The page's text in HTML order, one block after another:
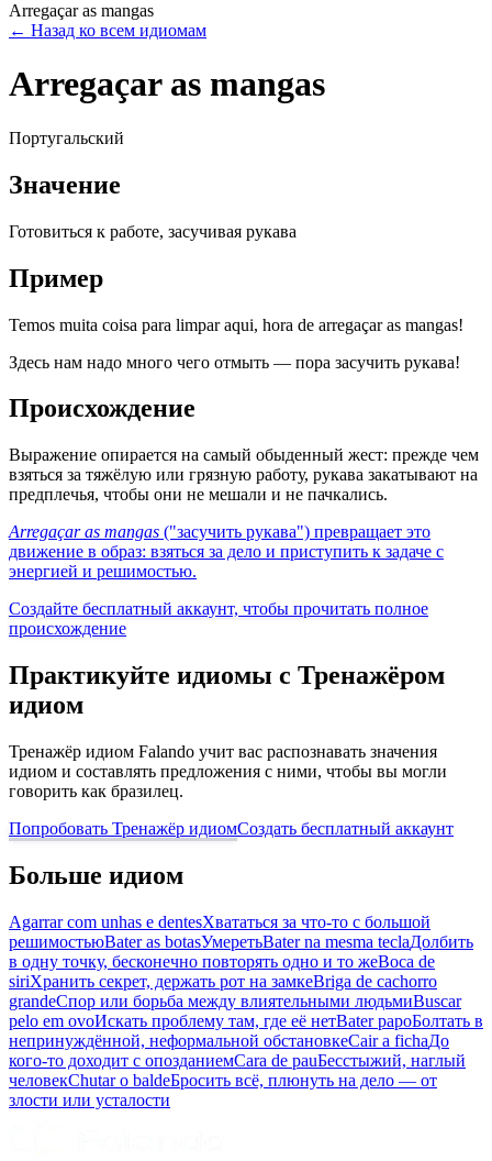
Arregaçar as mangas
← Назад ко всем идиомам
Arregaçar as mangas
Португальский
Значение
Готовиться к работе, засучивая рукава
Пример
Temos muita coisa para limpar aqui, hora de arregaçar as mangas!
Здесь нам надо много чего отмыть — пора засучить рукава!
Происхождение
Выражение опирается на самый обыденный жест: прежде чем
взяться за тяжёлую или грязную работу, рукава закатывают на
предплечья, чтобы они не мешали и не пачкались.
Arregaçar as mangas ("засучить рукава") превращает это
движение в образ: взяться за дело и приступить к задаче с
энергией и решимостью.
Создайте бесплатный аккаунт, чтобы прочитать полное
происхождение
Практикуйте идиомы с Тренажёром
идиом
Тренажёр идиом Falando учит вас распознавать значения
идиом и составлять предложения с ними, чтобы вы могли
говорить как бразилец.
Попробовать Тренажёр идиомСоздать бесплатный аккаунт
Больше идиом
Agarrar com unhas e dentesХвататься за что-то с большой
решимостьюBater as botasУмеретьBater na mesma teclaДолбить
в одну точку, бесконечно повторять одно и то жеBoca de
siriХранить секрет, держать рот на замкеBriga de cachorro
grandeСпор или борьба между влиятельными людьмиBuscar
pelo em ovoИскать проблему там, где её нетBater papoБолтать в
непринуждённой, неформальной обстановкеCair a fichaДо
кого-то доходит с опозданиемCara de pauБесстыжий, наглый
человекChutar o baldeБросить всё, плюнуть на дело — от
злости или усталости